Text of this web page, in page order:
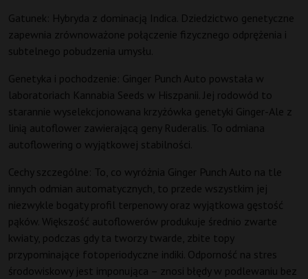
Gatunek: Hybryda z dominacją Indica. Dziedzictwo genetyczne
zapewnia zrównoważone połączenie fizycznego odprężenia i
subtelnego pobudzenia umysłu.
Genetyka i pochodzenie: Ginger Punch Auto powstała w
laboratoriach Kannabia Seeds w Hiszpanii. Jej rodowód to
starannie wyselekcjonowana krzyżówka genetyki Ginger-Ale z
linią autoflower zawierającą geny Ruderalis. To odmiana
autoflowering o wyjątkowej stabilności.
Cechy szczególne: To, co wyróżnia Ginger Punch Auto na tle
innych odmian automatycznych, to przede wszystkim jej
niezwykle bogaty profil terpenowy oraz wyjątkowa gęstość
pąków. Większość autoflowerów produkuje średnio zwarte
kwiaty, podczas gdy ta tworzy twarde, zbite topy
przypominające fotoperiodyczne indiki. Odporność na stres
środowiskowy jest imponująca – znosi błędy w podlewaniu bez